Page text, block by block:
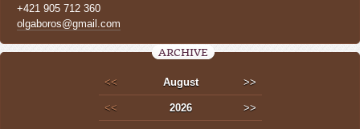
+421 905 712 360
olgaboros@gmail.com
ARCHIVE
<< August >>
<< 2026 >>